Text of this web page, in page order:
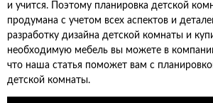
и учится. Поэтому планировка детской
продумана с учетом всех аспектов и
разработку дизайна детской комнаты и
необходимую мебель вы можете в
что наша статья поможет вам с
детской комнаты.